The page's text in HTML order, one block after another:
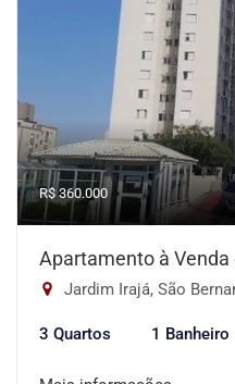
R$ 360.000
Apartamento à Venda
Jardim Irajá, São
3 Quartos 1 Banheiro